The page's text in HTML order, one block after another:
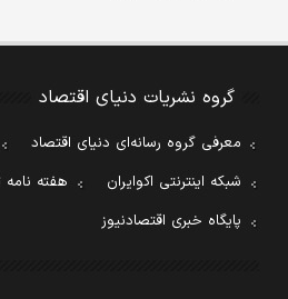
گروه نشریات دنیای اقتصاد
معرفی گروه رسانه‌ای دنیای اقتصاد
شبکه اینترنتی اکوایران
هفته نامه
پایگاه خبری اقتصادنیوز